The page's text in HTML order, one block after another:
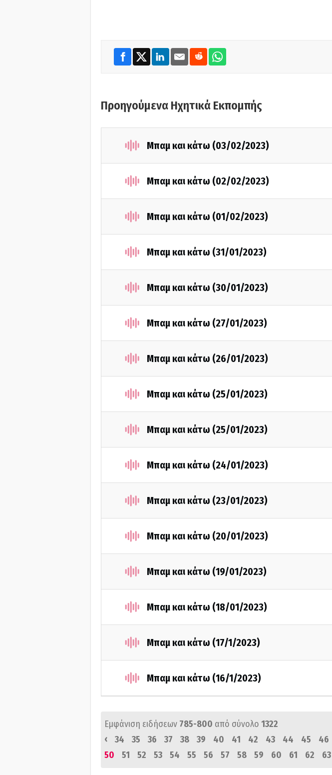
Προηγούμενα Ηχητικά Εκπομπής
Μπαμ και κάτω (03/02/2023)
Μπαμ και κάτω (02/02/2023)
Μπαμ και κάτω (01/02/2023)
Μπαμ και κάτω (31/01/2023)
Μπαμ και κάτω (30/01/2023)
Μπαμ και κάτω (27/01/2023)
Μπαμ και κάτω (26/01/2023)
Μπαμ και κάτω (25/01/2023)
Μπαμ και κάτω (25/01/2023)
Μπαμ και κάτω (24/01/2023)
Μπαμ και κάτω (23/01/2023)
Μπαμ και κάτω (20/01/2023)
Μπαμ και κάτω (19/01/2023)
Μπαμ και κάτω (18/01/2023)
Μπαμ και κάτω (17/1/2023)
Μπαμ και κάτω (16/1/2023)
Εμφάνιση ειδήσεων 785-800 από σύνολο 1322
‹
34 35 36 37 38 39 40 41 42 43 44 45 46
50
51 52 53 54 55 56 57 58 59 60 61 62 63